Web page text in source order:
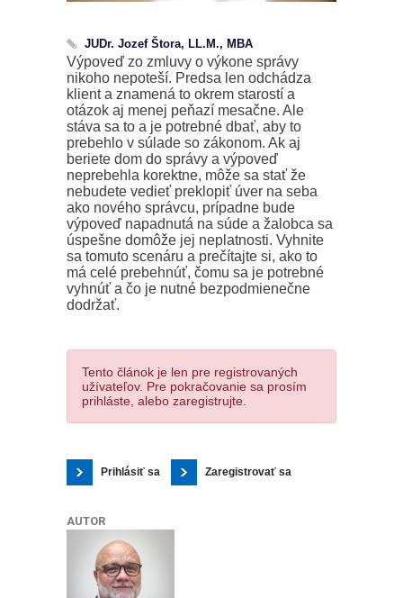
JUDr. Jozef Štora, LL.M., MBA
Výpoveď zo zmluvy o výkone správy
nikoho nepoteší. Predsa len odchádza
klient a znamená to okrem starostí a
otázok aj menej peňazí mesačne. Ale
stáva sa to a je potrebné dbať, aby to
prebehlo v súlade so zákonom. Ak aj
beriete dom do správy a výpoveď
neprebehla korektne, môže sa stať že
nebudete vedieť preklopiť úver na seba
ako nového správcu, prípadne bude
výpoveď napadnutá na súde a žalobca sa
úspešne domôže jej neplatnosti. Vyhnite
sa tomuto scenáru a prečítajte si, ako to
má celé prebehnúť, čomu sa je potrebné
vyhnúť a čo je nutné bezpodmienečne
dodržať.
Tento článok je len pre registrovaných
užívateľov. Pre pokračovanie sa prosím
prihláste, alebo zaregistrujte.
Prihlásiť sa Zaregistrovať sa
AUTOR